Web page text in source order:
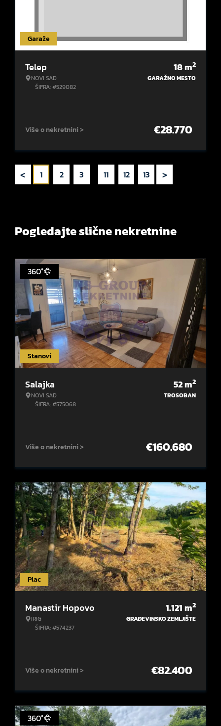
Garaže
Telep
NOVI SAD
ŠIFRA: #529082
18m2
GARAŽNO MESTO
Više o nekretnini > €28.770
< 1 2 3 11 12 13 >
Pogledajte slične nekretnine
Stanovi
360°
Salajka
NOVI SAD
ŠIFRA: #575068
52m2
TROSOBAN
Više o nekretnini > €160.680
Plac
Manastir Hopovo
IRIG
ŠIFRA: #574237
1.121m2
GRAĐEVINSKO ZEMLJIŠTE
Više o nekretnini > €82.400
360°